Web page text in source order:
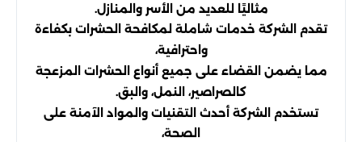
مثاليًا للعديد من الأسر والمنازل.
تقدم الشركة خدمات شاملة لمكافحة الحشرات بكفاءة
واحترافية،
مما يضمن القضاء على جميع أنواع الحشرات المزعجة
كالصراصير، النمل، والبق.
تستخدم الشركة أحدث التقنيات والمواد الآمنة على
الصحة،